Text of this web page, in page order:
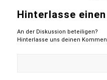
Hinterlasse
An der Diskussion beteiligen?
Hinterlasse uns deinen